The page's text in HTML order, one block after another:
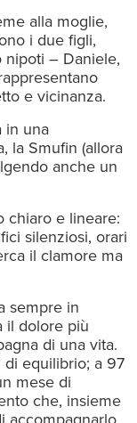
alla moglie,
i due figli,
nipoti – Daniele,
e vicinanza.
in una
la Smufin (allora
anche un
chiaro e lineare:
silenziosi, orari
il clamore ma
sempre in
il dolore più
di una vita.
equilibrio; a 97
mese di
che, insieme